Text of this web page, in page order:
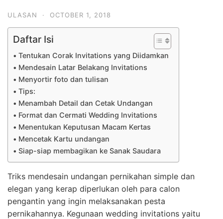
ULASAN · OCTOBER 1, 2018
Daftar Isi
Tentukan Corak Invitations yang Diidamkan
Mendesain Latar Belakang Invitations
Menyortir foto dan tulisan
Tips:
Menambah Detail dan Cetak Undangan
Format dan Cermati Wedding Invitations
Menentukan Keputusan Macam Kertas
Mencetak Kartu undangan
Siap-siap membagikan ke Sanak Saudara
Triks mendesain undangan pernikahan simple dan
elegan yang kerap diperlukan oleh para calon
pengantin yang ingin melaksanakan pesta
pernikahannya. Kegunaan wedding invitations yaitu